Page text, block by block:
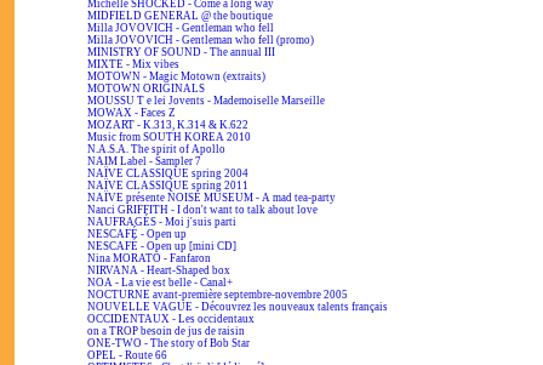
Michelle SHOCKED - Come a long way
MIDFIELD GENERAL @ the boutique
Milla JOVOVICH - Gentleman who fell
Milla JOVOVICH - Gentleman who fell (promo)
MINISTRY OF SOUND - The annual III
MIXTE - Mix vibes
MOTOWN - Magic Motown (extraits)
MOTOWN ORIGINALS
MOUSSU T e lei Jovents - Mademoiselle Marseille
MOWAX - Faces Z
MOZART - K.313, K.314 & K.622
Music from SOUTH KOREA 2010
N.A.S.A. The spirit of Apollo
NAIM Label - Sampler 7
NAÏVE CLASSIQUE spring 2004
NAÏVE CLASSIQUE spring 2011
NAÏVE présente NOISE MUSEUM - A mad tea-party
Nanci GRIFFITH - I don't want to talk about love
NAUFRAGÉS - Moi j'suis parti
NESCAFÉ - Open up
NESCAFÉ - Open up [mini CD]
Nina MORATO - Fanfaron
NIRVANA - Heart-Shaped box
NOA - La vie est belle - Canal+
NOCTURNE avant-première septembre-novembre 2005
NOUVELLE VAGUE - Découvrez les nouveaux talents français
OCCIDENTAUX - Les occidentaux
on a TROP besoin de jus de raisin
ONE-TWO - The story of Bob Star
OPEL - Route 66